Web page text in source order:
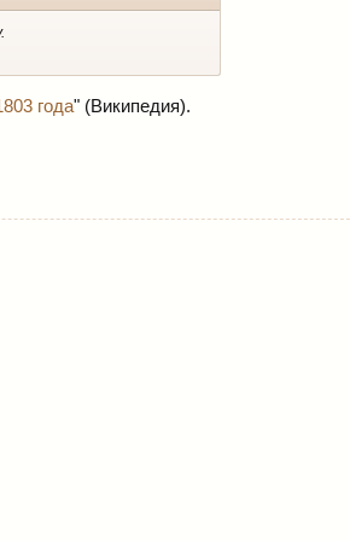
года" (Википедия).